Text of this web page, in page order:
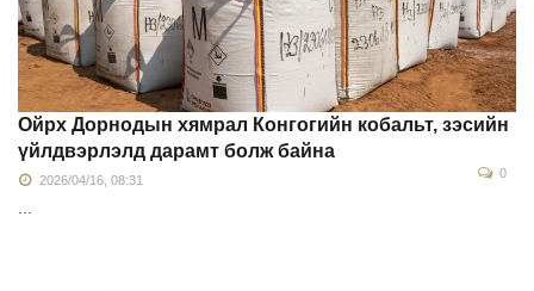
Ойрх Дорнодын хямрал Конгогийн кобальт, зэсийн
үйлдвэрлэлд дарамт болж байна
2026/04/16, 08:31 0